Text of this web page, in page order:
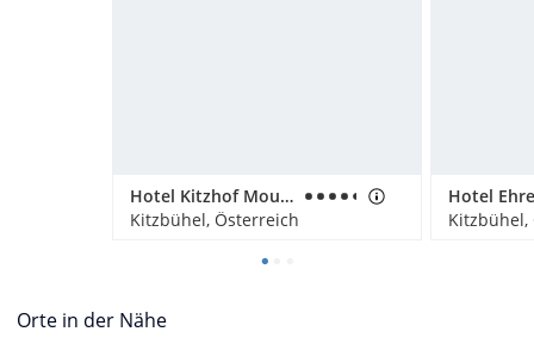
Hotel Kitzhof Mountain Design Resort
Kitzbühel, Österreich
Orte in der Nähe